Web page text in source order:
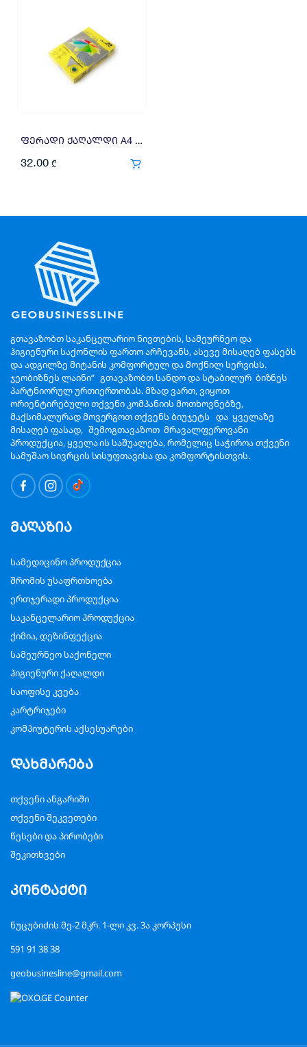
ფერადი ქაღალდი A4 160გრ 250ფ ყვითელი
32.00 ₾
გთავაზობთ საკანცელარიო ნივთების, სამეურნეო და
ჰიგიენური საქონლის ფართო არჩევანს, ასევე მისაღებ ფასებს
და ადგილზე მიტანის კომფორტულ და მოქნილ სერვისს.
ჯეობიზნეს ლაინი“ გთავაზობთ სანდო და სტაბილურ ბიზნეს
პარტნიორულ ურთიერთობას. მზად ვართ, ვიყოთ
ორიენტირებული თქვენი კომპანიის მოთხოვნებზე,
მაქსიმალურად მოვერგოთ თქვენს ბიუჯეტს და ყველაზე
მისაღებ ფასად, შემოგთავაზოთ მრავალფეროვანი
პროდუქცია, ყველა ის საშუალება, რომელიც საჭიროა თქვენი
სამუშაო სივრცის სისუფთავისა და კომფორტისთვის.
მაღაზია
სამედიცინო პროდუქცია
შრომის უსაფრთხოება
ერთჯერადი პროდუქცია
საკანცელარიო პროდუქცია
ქიმია, დეზინფექცია
სამეურნეო საქონელი
ჰიგიენური ქაღალდი
საოფისე კვება
კარტრიჯები
კომპიუტერის აქსესუარები
დახმარება
თქვენი ანგარიში
თქვენი შეკვეთები
წესები და პირობები
შეკითხვები
კონტაქტი
ნუცუბიძის მე-2 მკრ. 1-ლი კვ. 3ა კორპუსი
591 91 38 38
geobusinesline@gmail.com